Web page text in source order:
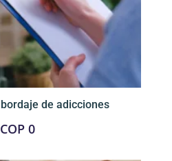
de adicciones
COP 0